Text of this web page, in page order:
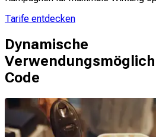
Tarife entdecken
Dynamische
Code